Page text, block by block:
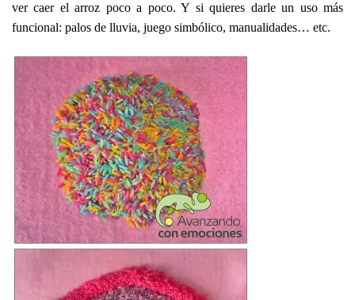
ver caer el arroz poco a poco. Y si quieres darle un uso más
funcional: palos de lluvia, juego simbólico, manualidades… etc.